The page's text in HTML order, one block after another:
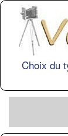
Choix du